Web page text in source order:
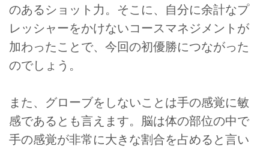
のあるショット力。そこに、自分に余計なプ
レッシャーをかけないコースマネジメントが
加わったことで、今回の初優勝につながった
のでしょう。
また、グローブをしないことは手の感覚に敏
感であるとも言えます。脳は体の部位の中で
手の感覚が非常に大きな割合を占めると言い